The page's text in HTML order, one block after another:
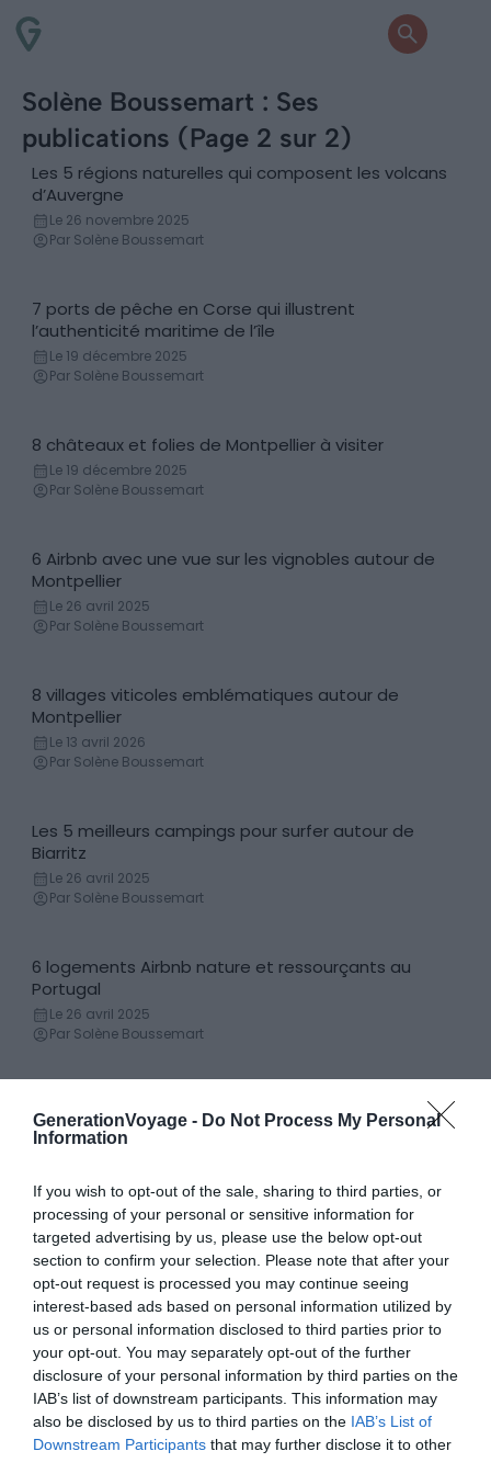
GenerationVoyage - Do Not Process My Personal
Information
If you wish to opt-out of the sale, sharing to third parties, or
processing of your personal or sensitive information for
targeted advertising by us, please use the below opt-out
section to confirm your selection. Please note that after your
opt-out request is processed you may continue seeing
interest-based ads based on personal information utilized by
us or personal information disclosed to third parties prior to
your opt-out. You may separately opt-out of the further
disclosure of your personal information by third parties on the
IAB’s list of downstream participants. This information may
also be disclosed by us to third parties on the IAB’s List of
Downstream Participants that may further disclose it to other
Solène Boussemart : Ses
publications (Page 2 sur 2)
Regions
Les 5 régions naturelles qui composent les volcans
d’Auvergne
Le 26 novembre 2025
Par Solène Boussemart
Lieux
7 ports de pêche en Corse qui illustrent
l’authenticité maritime de l’île
Le 19 décembre 2025
Par Solène Boussemart
Château
8 châteaux et folies de Montpellier à visiter
Le 19 décembre 2025
Par Solène Boussemart
Locations de vacances
6 Airbnb avec une vue sur les vignobles autour de
Montpellier
Le 26 avril 2025
Par Solène Boussemart
Villes & Villages
8 villages viticoles emblématiques autour de
Montpellier
Le 13 avril 2026
Par Solène Boussemart
Campings
Les 5 meilleurs campings pour surfer autour de
Biarritz
Le 26 avril 2025
Par Solène Boussemart
Locations de vacances
6 logements Airbnb nature et ressourçants au
Portugal
Le 26 avril 2025
Par Solène Boussemart
Découvertes
Visitez les Seychelles de manière responsable : à la
découverte de ce paradis de l’écotourisme
Le 26 avril 2025
Île
Quelles îles visiter aux Seychelles ?
Le 26 avril 2025
Par Solène Boussemart
Conseils
Voyage en famille aux Seychelles : tout savoir pour
des vacances inoubliables
Le 26 avril 2025
Par Solène Boussemart